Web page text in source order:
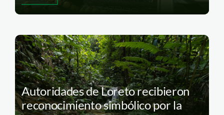
Autoridades de Loreto recibieron
reconocimiento simbólico por la